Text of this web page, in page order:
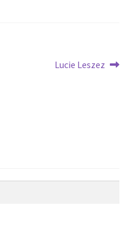
Article
Lucie Leszez